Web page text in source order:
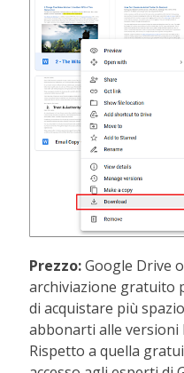
Prezzo:Google Drive
archiviazione gratuito
di acquistare più
abbonarti alle versioni
Rispetto a quella